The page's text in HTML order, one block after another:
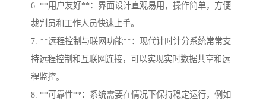
6. **用户友好**：界面设计直观易用，操作简单，方便
裁判员和工作人员快速上手。
7. **远程控制与联网功能**：现代计时计分系统常常支
持远程控制和互联网连接，可以实现实时数据共享和远
程监控。
8. **可靠性**：系统需要在情况下保持稳定运行，例如